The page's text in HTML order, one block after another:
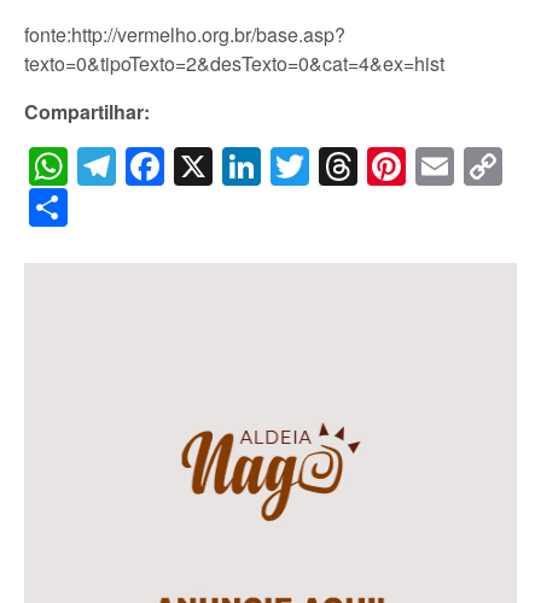
fonte:http://vermelho.org.br/base.asp?
texto=0&tipoTexto=2&desTexto=0&cat=4&ex=hist
Compartilhar:
WhatsApp
Telegram
Facebook
X LinkedIn
Twitter
Threads